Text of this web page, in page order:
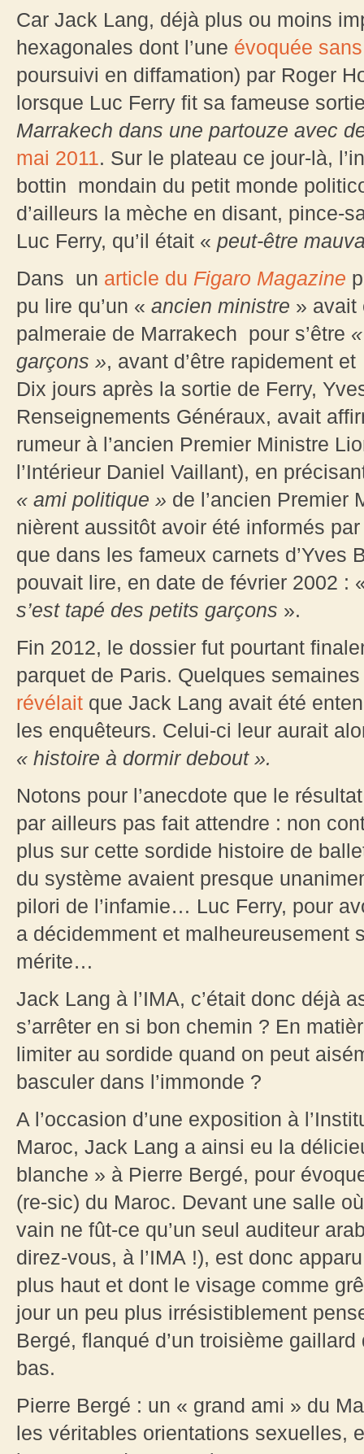
Car Jack Lang, déjà plus ou moins
hexagonales dont l’une évoquée
poursuivi en diffamation) par Roger
lorsque Luc Ferry fit sa fameuse
Marrakech dans une partouze avec
mai 2011. Sur le plateau ce jour-là,
bottin mondain du petit monde
d’ailleurs la mèche en disant, pince-
Luc Ferry, qu’il était « peut-être
Dans un article du Figaro Magazine
pu lire qu’un « ancien ministre » avait
palmeraie de Marrakech pour s’être «
garçons », avant d’être rapidement
Dix jours après la sortie de Ferry,
Renseignements Généraux, avait
rumeur à l’ancien Premier Ministre
l’Intérieur Daniel Vaillant), en
« ami politique » de l’ancien Premier
nièrent aussitôt avoir été informés
que dans les fameux carnets d’Yves
pouvait lire, en date de février 2002 :
s’est tapé des petits garçons ».
Fin 2012, le dossier fut pourtant
parquet de Paris. Quelques
révélait que Jack Lang avait été
les enquêteurs. Celui-ci leur aurait
« histoire à dormir debout ».
Notons pour l’anecdote que le
par ailleurs pas fait attendre : non
plus sur cette sordide histoire de
du système avaient presque
pilori de l’infamie… Luc Ferry, pour
a décidemment et malheureusement
mérite…
Jack Lang à l’IMA, c’était donc déjà
s’arrêter en si bon chemin ? En
limiter au sordide quand on peut
basculer dans l’immonde ?
A l’occasion d’une exposition à
Maroc, Jack Lang a ainsi eu la
blanche » à Pierre Bergé, pour
(re-sic) du Maroc. Devant une salle
vain ne fût-ce qu’un seul auditeur
direz-vous, à l’IMA !), est donc
plus haut et dont le visage comme
jour un peu plus irrésistiblement
Bergé, flanqué d’un troisième
bas.
Pierre Bergé : un « grand ami » du
les véritables orientations sexuelles,